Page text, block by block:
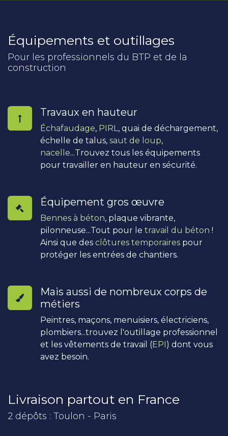
Équipements et outillages
Pour les professionnels du BTP et de la
construction
Travaux en hauteur
Échafaudage, PIRL , quai de déchargement,
échelle de talus, saut de loup,
nacelle...Trouvez tous les équipements
pour travailler en hauteur en sécurité.
Équipement gros œuvre
Bennes à béton, plaque vibrante,
pilonneuse...Tout pour le travail du béton !
Ainsi que des clôtures temporaires pour
protéger les entrées de chantiers.
Mais aussi de nombreux corps de
métiers
Peintres, maçons, menuisiers, électriciens,
plombiers...trouvez l'outillage professionnel
et les vêtements de travail (EPI) dont vous
avez besoin.
Livraison partout en France
2 dépôts : Toulon - Paris